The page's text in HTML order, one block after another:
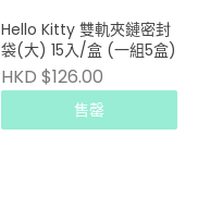
Hello Kitty 雙軌夾鏈密封
袋(大) 15入/盒 (一組5盒)
HKD $126.00
售罄